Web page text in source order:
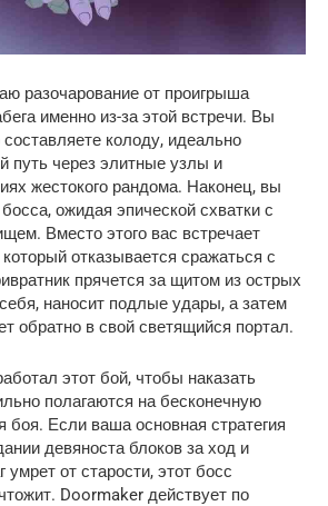
разочарование от проигрыша
именно из-за этой встречи. Вы
колоду, идеально
путь через элитные узлы и
жестокого рандома. Наконец, вы
ожидая эпической схватки с
Вместо этого вас встречает
отказывается сражаться с
прячется за щитом из острых
наносит подлые удары, а затем
обратно в свой светящийся портал.
этот бой, чтобы наказать
полагаются на бесконечную
боя. Если ваша основная стратегия
девяноста блоков за ход и
умрет от старости, этот босс
Doormaker действует по